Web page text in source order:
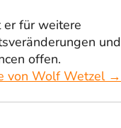
für weitere
und
offen.
von Wolf Wetzel →